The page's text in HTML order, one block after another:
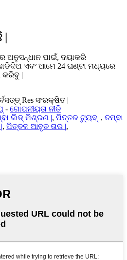
|
ପାଇଁ, ଦୟାକରି
ଏବଂ ଆମେ 24 ଘଣ୍ଟା ମଧ୍ୟରେ
|
Res ସଂରକ୍ଷିତ |
- ଗୋପନୀୟତା ନୀତି
ଲିଡ୍ ମିଶ୍ରଣ |, ପିତ୍ତଳ ଟ୍ୟୁବ୍ |, ତମ୍ବା
, ପିତ୍ତଳ ଆବୃତ ତାର |,